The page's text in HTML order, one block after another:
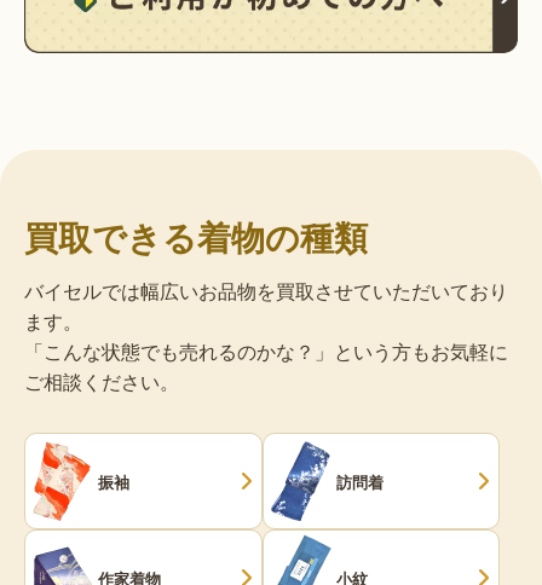
買取できる着物の種類
バイセルでは幅広いお品物を買取させていただいており
ます。
「こんな状態でも売れるのかな？」という方もお気軽に
ご相談ください。
振袖 訪問着
作家着物 小紋